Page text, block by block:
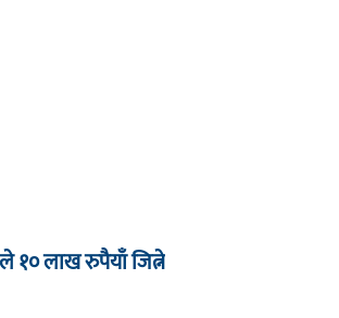
१० लाख रुपैयाँ जित्ने